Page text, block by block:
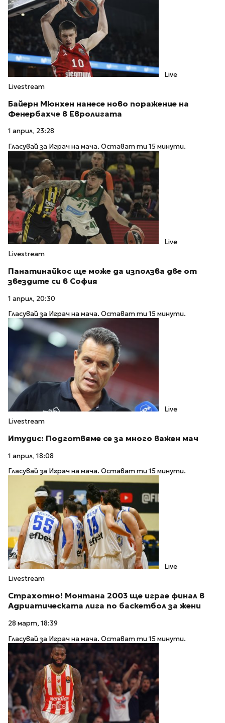
Live
Livestream
Байерн Мюнхен нанесе ново поражение на
Фенербахче в Евролигата
1 април, 23:28
Гласувай за Играч на мача. Остават ти 15 минути.
Live
Livestream
Панатинайкос ще може да използва две от
звездите си в София
1 април, 20:30
Гласувай за Играч на мача. Остават ти 15 минути.
Live
Livestream
Итудис: Подготвяме се за много важен мач
1 април, 18:08
Гласувай за Играч на мача. Остават ти 15 минути.
Live
Livestream
Страхотно! Монтана 2003 ще играе финал в
Адриатическата лига по баскетбол за жени
28 март, 18:39
Гласувай за Играч на мача. Остават ти 15 минути.